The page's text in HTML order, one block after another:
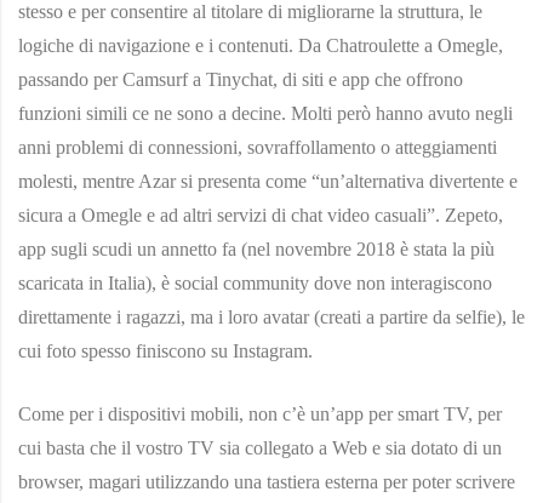
stesso e per consentire al titolare di migliorarne la struttura, le
logiche di navigazione e i contenuti. Da Chatroulette a Omegle,
passando per Camsurf a Tinychat, di siti e app che offrono
funzioni simili ce ne sono a decine. Molti però hanno avuto negli
anni problemi di connessioni, sovraffollamento o atteggiamenti
molesti, mentre Azar si presenta come “un’alternativa divertente e
sicura a Omegle e ad altri servizi di chat video casuali”. Zepeto,
app sugli scudi un annetto fa (nel novembre 2018 è stata la più
scaricata in Italia), è social community dove non interagiscono
direttamente i ragazzi, ma i loro avatar (creati a partire da selfie), le
cui foto spesso finiscono su Instagram.
Come per i dispositivi mobili, non c’è un’app per smart TV, per
cui basta che il vostro TV sia collegato a Web e sia dotato di un
browser, magari utilizzando una tastiera esterna per poter scrivere